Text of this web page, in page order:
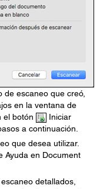
de escaneo que creó,
en la ventana de
el botón
Iniciar
a continuación.
que desea utilizar.
Ayuda en Document
detallados,